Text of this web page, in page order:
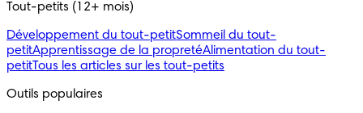
Tout-petits (12+ mois)
Développement du tout-petitSommeil du tout-
petitApprentissage de la propretéAlimentation du tout-
petitTous les articles sur les tout-petits
Outils populaires